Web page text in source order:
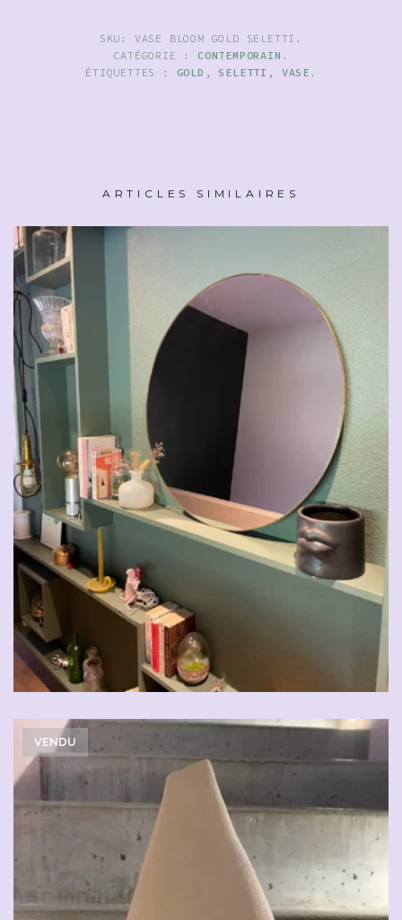
SKU: VASE BLOOM GOLD SELETTI .
CATÉGORIE : CONTEMPORAIN .
ÉTIQUETTES : GOLD ,SELETTI , VASE .
ARTICLES SIMILAIRES
CHF39.00
VENDU